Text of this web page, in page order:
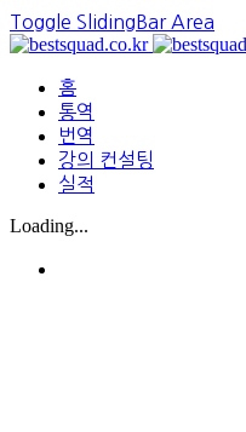
Toggle SlidingBar Area
홈
통역
번역
강의 컨설팅
실적
Loading...